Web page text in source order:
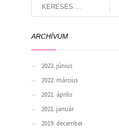
ARCHÍVUM
2022. június
2022. március
2021. április
2021. január
2019. december